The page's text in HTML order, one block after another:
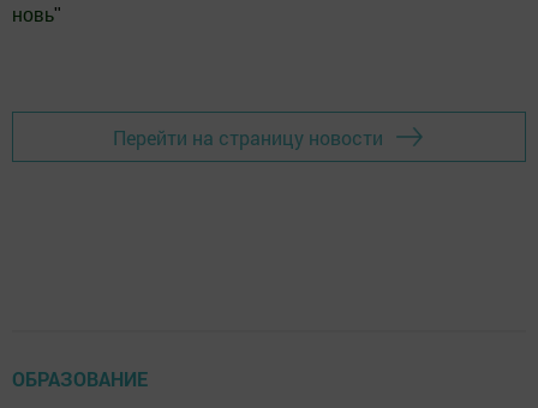
новь"
Перейти на страницу новости
ОБРАЗОВАНИЕ